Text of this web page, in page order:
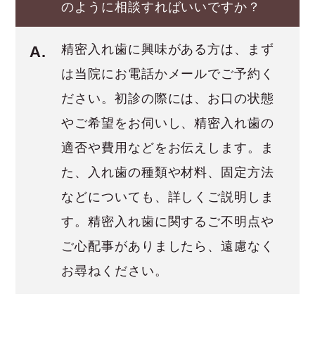
のように相談すればいいですか？
A.
精密入れ歯に興味がある方は、まず
は当院にお電話かメールでご予約く
ださい。初診の際には、お口の状態
やご希望をお伺いし、精密入れ歯の
適否や費用などをお伝えします。ま
た、入れ歯の種類や材料、固定方法
などについても、詳しくご説明しま
す。精密入れ歯に関するご不明点や
ご心配事がありましたら、遠慮なく
お尋ねください。